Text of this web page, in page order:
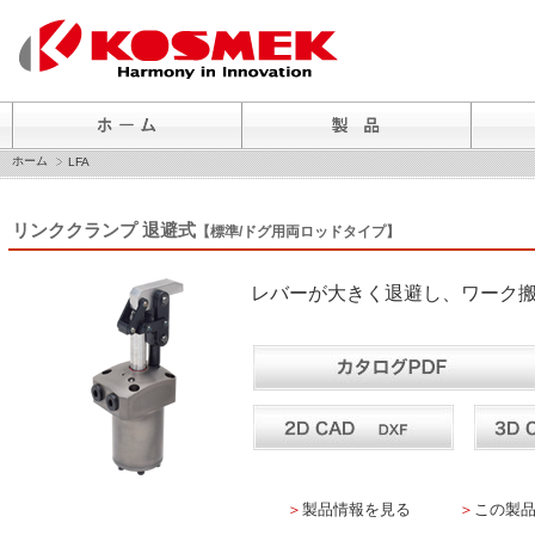
ホーム LFA
リンククランプ 退避式 【標準/ドグ用両ロッドタイプ】
レバーが大きく退避し、ワーク
＞ 製品情報を見る ＞ この製